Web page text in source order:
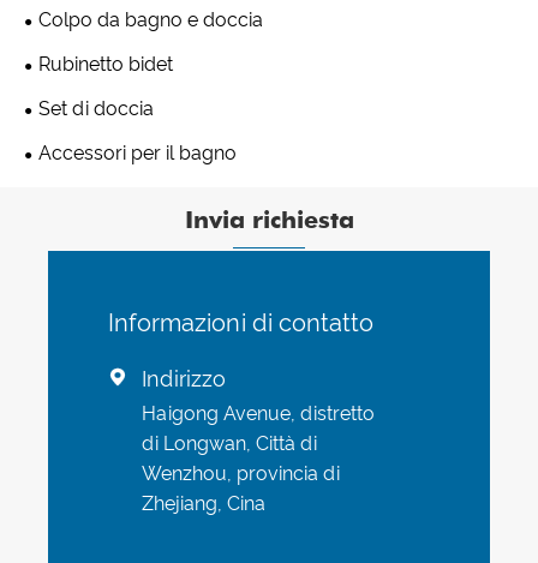
Colpo da bagno e doccia
Rubinetto bidet
Set di doccia
Accessori per il bagno
Invia richiesta
Informazioni di contatto
 Indirizzo
Haigong Avenue, distretto
di Longwan, Città di
Wenzhou, provincia di
Zhejiang, Cina